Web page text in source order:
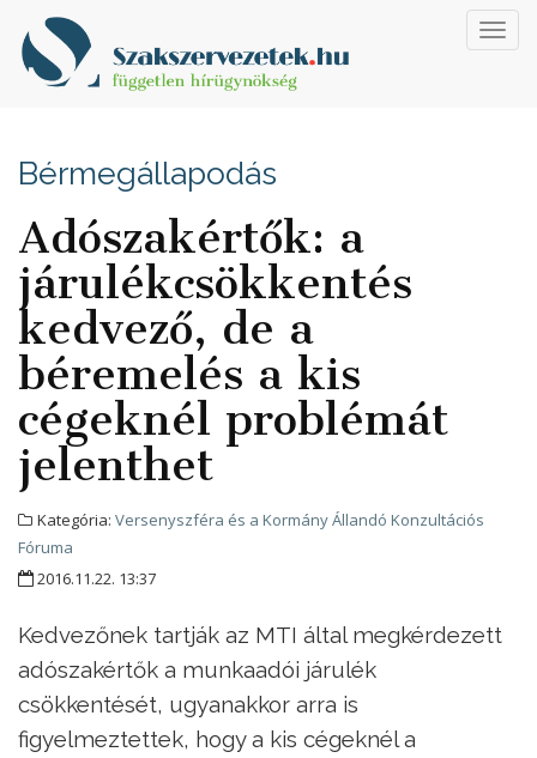
Bérmegállapodás
Adószakértők: a
járulékcsökkentés
kedvező, de a
béremelés a kis
cégeknél problémát
jelenthet
Kategória: Versenyszféra és a Kormány Állandó Konzultációs
Fóruma
2016.11.22. 13:37
Kedvezőnek tartják az MTI által megkérdezett
adószakértők a munkaadói járulék
csökkentését, ugyanakkor arra is
figyelmeztettek, hogy a kis cégeknél a